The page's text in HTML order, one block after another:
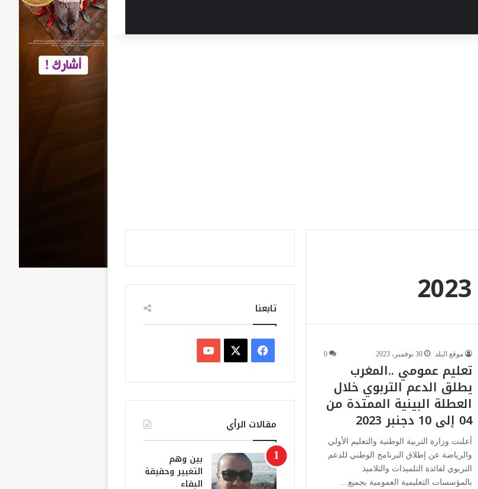
موقع البلد 30 نوفمبر، 2023 0
تعليم عمومي ..المغرب
يطلق الدعم التربوي خلال
العطلة البينية الممتدة من
04 إلى 10 دجنبر 2023
أعلنت وزارة التربية الوطنية والتعليم الأولي
والرياضة عن إطلاق البرنامج الوطني للدعم
التربوي لفائدة التلميذات والتلاميذ
بالمؤسسات التعليمية العمومية بجميع…
تابعنا
س
ب
ك
o
u
مقالات الرأي
بين وهم
التغيير وحقيقة
البقاء